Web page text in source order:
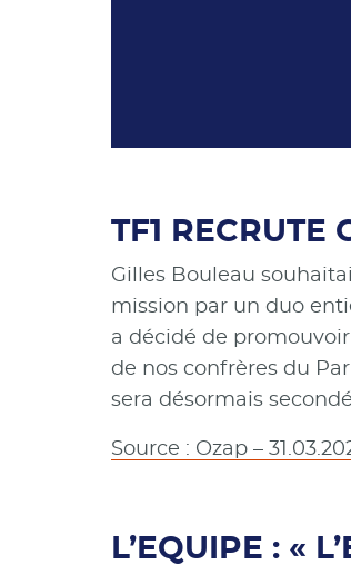
TF1 RECRUTE
Gilles Bouleau
mission par un duo
a décidé de
de nos confrères du
sera désormais
Source : Ozap –
L’EQUIPE : «